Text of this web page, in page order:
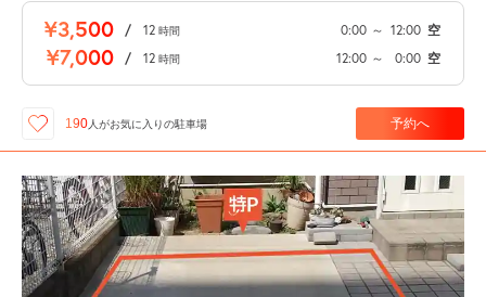
¥3,500 / 12 時間 0:00 ～ 12:00 空
¥7,000 / 12 時間 12:00 ～ 0:00 空
190人がお気に入りの駐車場 予約へ